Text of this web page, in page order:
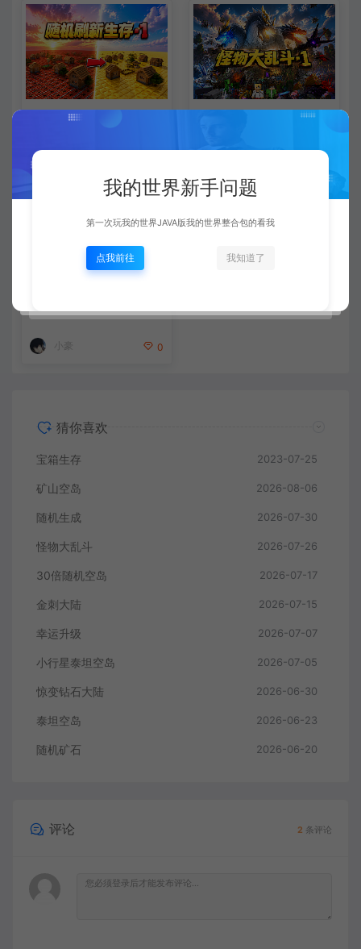
随机生成 怪物大乱斗
0
小豪 0
猜你喜欢
宝箱生存 2023-07-25
矿山空岛 2026-08-06
随机生成 2026-07-30
怪物大乱斗 2026-07-26
30倍随机空岛 2026-07-17
金刺大陆 2026-07-15
幸运升级 2026-07-07
小行星泰坦空岛 2026-07-05
惊变钻石大陆 2026-06-30
泰坦空岛 2026-06-23
随机矿石 2026-06-20
评论 2 条评论
我的世界新手问题
第一次玩我的世界JAVA版我的世界整合包的看我
点我前往 我知道了